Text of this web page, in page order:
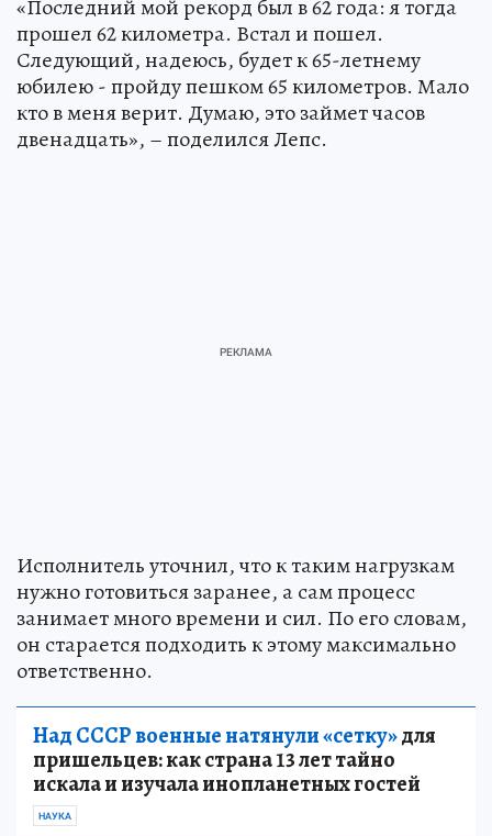
«Последний мой рекорд был в 62 года: я тогда
прошел 62 километра. Встал и пошел.
Следующий, надеюсь, будет к 65-летнему
юбилею - пройду пешком 65 километров. Мало
кто в меня верит. Думаю, это займет часов
двенадцать», – поделился Лепс.
Исполнитель уточнил, что к таким нагрузкам
нужно готовиться заранее, а сам процесс
занимает много времени и сил. По его словам,
он старается подходить к этому максимально
ответственно.
Над СССР военные натянули «сетку»для
пришельцев: как страна 13 лет тайно
искала и изучала инопланетных гостей
НАУКА